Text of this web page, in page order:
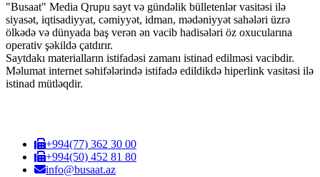
"Busaat" Media Qrupu sayt və gündəlik bülletenlər vasitəsi ilə
siyasət, iqtisadiyyat, cəmiyyət, idman, mədəniyyət sahələri üzrə
ölkədə və dünyada baş verən ən vacib hadisələri öz oxucularına
operativ şəkildə çatdırır.
Saytdakı materialların istifadəsi zamanı istinad edilməsi vacibdir.
Məlumat internet səhifələrində istifadə edildikdə hiperlink vasitəsi ilə
istinad mütləqdir.
+994(77) 362 30 00
+994(50) 452 81 80
info@busaat.az